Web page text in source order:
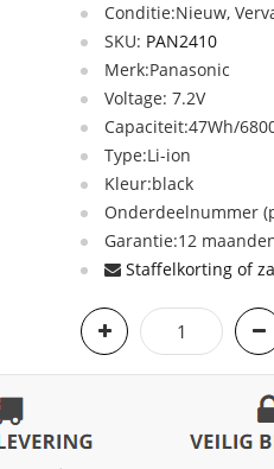
Conditie:Nieuw,
SKU: PAN2410
Merk:Panasonic
Voltage: 7.2V
Capaciteit:47Wh/
Type:Li-ion
Kleur:black
Onderdeelnummer
Garantie:12
Staffelkorting of